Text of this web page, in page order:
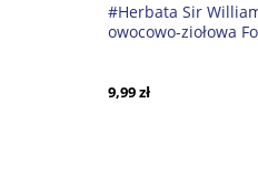
#Herbata Sir
owocowo-ziołowa
9,99 zł